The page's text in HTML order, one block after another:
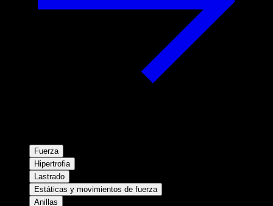
Fuerza
Hipertrofia
Lastrado
Estáticas y movimientos de fuerza
Anillas